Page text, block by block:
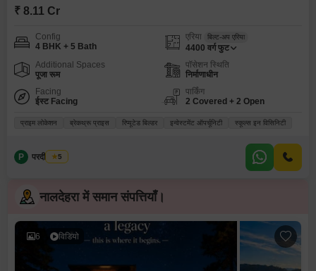
₹ 8.11 Cr
Config
4 BHK + 5 Bath
एरिया बिल्ट-अप एरिया
4400 वर्ग फुट
Additional Spaces
पूजा रूम
पॉसेशन स्थिति
निर्माणाधीन
Facing
ईस्ट Facing
पार्किंग
2 Covered + 2 Open
प्राइम लोकेशन ब्रेकथ्रू प्राइस रिप्यूटेड बिल्डर इन्वेस्टमेंट ऑपर्चूनिटी स्कूल्स इन विसिनिटी
P परदीप कुमार
5
नालदेहरा में समान संपत्तियाँ।
6 विडियो